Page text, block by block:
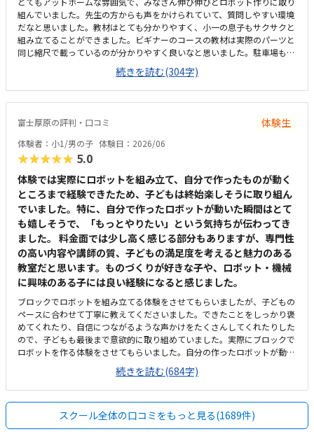
組んでいました。先生の方からも声をかけられていて、質問しやすい環境
だなと思いました。教材はとても分かりやすく、小一の息子もサクサクと
組み立てることができました。ビギナーのコースの教材は実際のパーツと
同じ縮尺で載っているのが分かりやすく良いなと思いました。駐車場も完
備されており雨の日にも濡れずに教室まで行けるのはとても便利だと思い
ました。また駅近なのもよいです。アットホームで良かったです。広さも
十分で、設備も整っており、集中できる環境だと思いました。妥当な金額
だと思いました。内容的にも授業回数も月2回ということでちょうど良い
続きを読む(304字)
富士厚原の評判・口コミ 体験生
体験者：小1/男の子 体験日：2026/06
★★★★★ 5.0
体験では実際にロボットを組み立て、自分で作ったものが動く
ところまで経験できたため、子どもは終始楽しそうに取り組ん
でいました。特に、自分で作ったロボットが動いた瞬間はとて
も嬉しそうで、「もっとやりたい」という気持ちが伝わってき
ました。 料金面では少し高く感じる部分もありますが、専門性
の高い内容や講師の質、子どもの満足度を考えると魅力のある
教室だと思います。ものづくりが好きな子や、ロボット・機械
に興味のある子には良い経験になると感じました。
ブロックでロボットを組み立てる体験をさせてもらいましたが、子どもの
ペースに合わせて丁寧に教えてくださいました。できたことをしっかり褒
めてくれたり、自信につながるような声かけをたくさんしてくれたりした
ので、子どもも最後まで意欲的に取り組めていました。実際にブロックで
ロボットを作る体験をさせてもらいました。自分の作ったロボットが動い
た時はとても嬉しそうでした。学年が上がるにつれ扱うブロック数が増え
てもっと複雑なロボットが作れること、「ロボットにどう動いて欲しいか
ら指示をする」プログラミングが学べる点が魅力的でした。普段あまり通
らない場所だったため、最初は少し場所が分かりにくく感じました。車通
りは多くないので、駐車場の出し入れなどに不便は感じませんでした。施
設はとても清潔感があり、整理整頓もされていて、子どもが安心して学べ
続きを読む(684字)
スクール全体の口コミをもっと見る(1689件)